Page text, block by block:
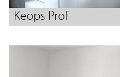
Keops Prof